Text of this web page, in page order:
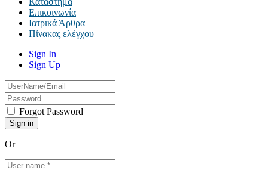
Επικοινωνία
Ιατρικά Άρθρα
Πίνακας ελέγχου
Sign In
Sign Up
Forgot Password
Or